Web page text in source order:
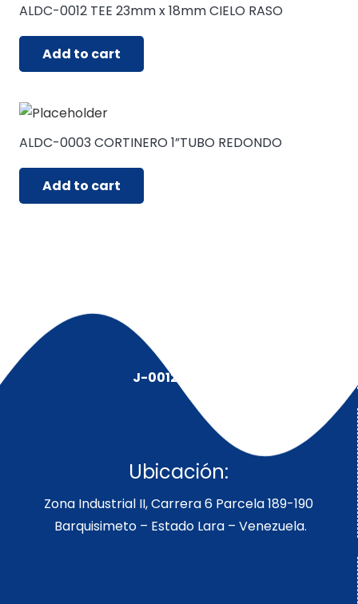
ALDC-0012 TEE 23mm x 18mm CIELO RASO
Add to cart
ALDC-0003 CORTINERO 1”TUBO REDONDO
Add to cart
J-00128491-5
Ubicación:
Zona Industrial II, Carrera 6 Parcela 189-190
Barquisimeto – Estado Lara – Venezuela.